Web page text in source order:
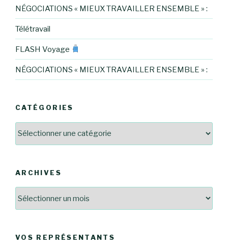
NÉGOCIATIONS « MIEUX TRAVAILLER ENSEMBLE » :
Télétravail
FLASH Voyage
NÉGOCIATIONS « MIEUX TRAVAILLER ENSEMBLE » :
CATÉGORIES
ARCHIVES
VOS REPRÉSENTANTS